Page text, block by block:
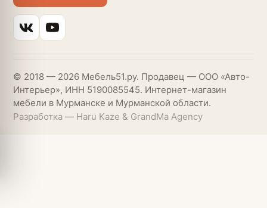
© 2018 — 2026 Мебель51.ру. Продавец — ООО «Авто-
Интерьер», ИНН 5190085545. Интернет-магазин
мебели в Мурманске и Мурманской области.
Разработка — Haru Kaze & GrandMa Agency